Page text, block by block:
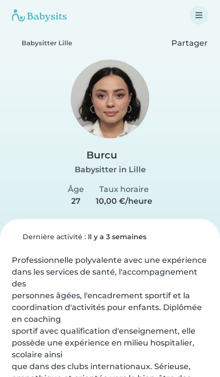
Babysitter Lille Partager
Burcu
Babysitter in Lille
Âge
27
Taux horaire
10,00 €/heure
Dernière activité : Il y a 3 semaines
Professionnelle polyvalente avec une expérience
dans les services de santé, l'accompagnement
des
personnes âgées, l'encadrement sportif et la
coordination d'activités pour enfants. Diplômée
en coaching
sportif avec qualification d'enseignement, elle
possède une expérience en milieu hospitalier,
scolaire ainsi
que dans des clubs internationaux. Sérieuse,